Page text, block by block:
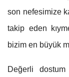
son nefesimize
takip eden
bizim en büyük
Değerli